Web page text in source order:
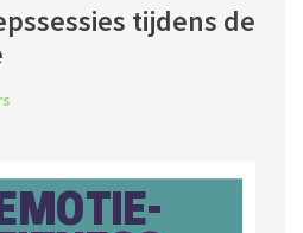
tijdens de